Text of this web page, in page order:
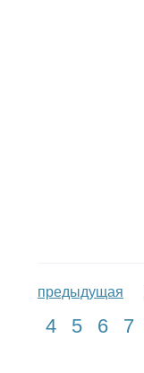
предыдущая
4 5 6 7